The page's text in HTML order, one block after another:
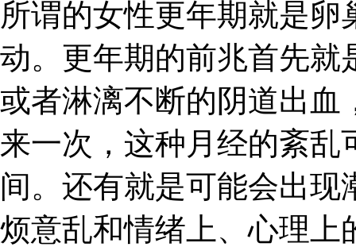
所谓的女性更年期就是
动。更年期的前兆首先就
或者淋漓不断的阴道出血
来一次，这种月经的紊乱
间。还有就是可能会出
烦意乱和情绪上、心理上